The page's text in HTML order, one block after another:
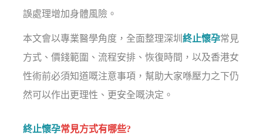
誤處理增加身體風險。
本文會以專業醫學角度，全面整理深圳終止懷孕常見
方式、價錢範圍、流程安排、恢復時間，以及香港女
性術前必須知道嘅注意事項，幫助大家喺壓力之下仍
然可以作出更理性、更安全嘅決定。
終止懷孕常見方式有哪些?